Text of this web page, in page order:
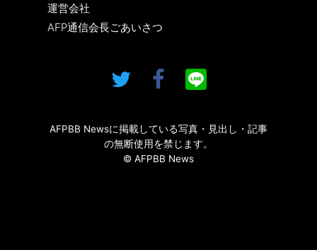
運営会社
AFP通信会長ごあいさつ
AFPBB Newsに掲載している写真・見出し・記事
の無断使用を禁じます。
© AFPBB News